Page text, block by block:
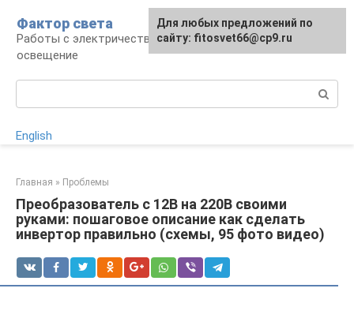
контенту
Фактор света
Работы с электричеством, электроприборы и
освещение
English
Главная » Проблемы
Преобразователь с 12В на 220В своими
руками: пошаговое описание как сделать
инвертор правильно (схемы, 95 фото видео)
Для любых предложений по
сайту: fitosvet66@cp9.ru